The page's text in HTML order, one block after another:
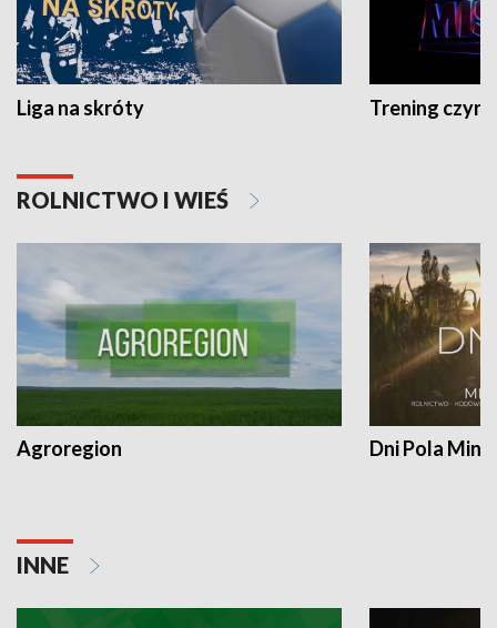
Liga na skróty Trening czyni
ROLNICTWO I WIEŚ
Agroregion Dni Pola
INNE